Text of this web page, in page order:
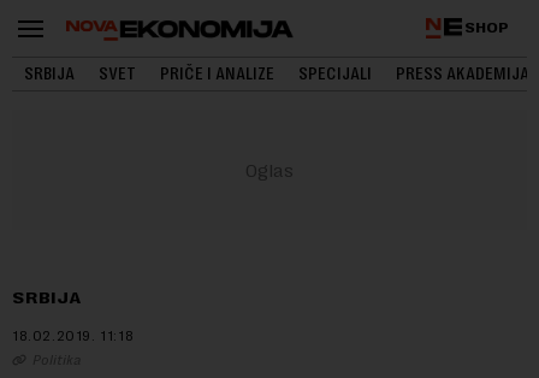
SHOP
SRBIJA SVET PRIČE I ANALIZE SPECIJALI PRESS AKADEMIJA
SRBIJA
18.02.2019. 11:18
Politika